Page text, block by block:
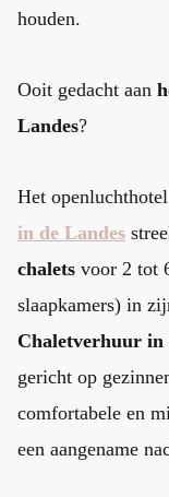
houden.
Ooit gedacht aan
Landes?
Het
in de Landes
chalets voor 2 tot
slaapkamers) in
Chaletverhuur in
gericht op
comfortabele en
een aangename